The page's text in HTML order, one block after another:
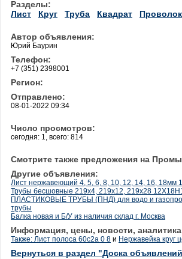
Разделы:
Лист
Круг Труба Квадрат
Автор объявления:
Юрий Баурин
Телефон:
+7 (351) 2398001
Регион:
Отправлено:
08-01-2022 09:34
Число просмотров:
сегодня: 1, всего: 814
Смотрите также предложения на
Другие объявления:
Лист нержавеющий 4, 5, 6, 8, 10, 12, 14, 16, 18мм
Трубы бесшовные 219х4, 219х12, 219х28
ПЛАСТИКОВЫЕ ТРУБЫ (ПНД) для водо и
трубы
Балка новая и Б/У из наличия склад г. Москва
Информация, цены, новости,
Также: Лист полоса 60с2а 0 8 и Нержавейка круг
Вернуться в раздел "Доска